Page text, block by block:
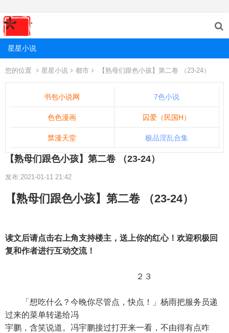
星星小说
您的位置 星星小说 都市 【熟母们跟色小孩】第二卷 （23-24）
书包小说网 7色小说
色色漫画 囚爱（民国H）
禁漫天堂 极品淫乱合集
【熟母们跟色小孩】第二卷 （23-24）
发布:2021-01-11 21:42
【熟母们跟色小孩】第二卷 （23-24）
读文后请点击右上角支持楼主，送上你的红心！欢迎积极回
复和作者进行互动交流！
２３
「想吃什么？今晚你尽管点，快点！」杨雨把服务员递
过来的菜单转递给冯
宇鹏，含笑说道。冯宇鹏接过打开来一看，不由得有点咋